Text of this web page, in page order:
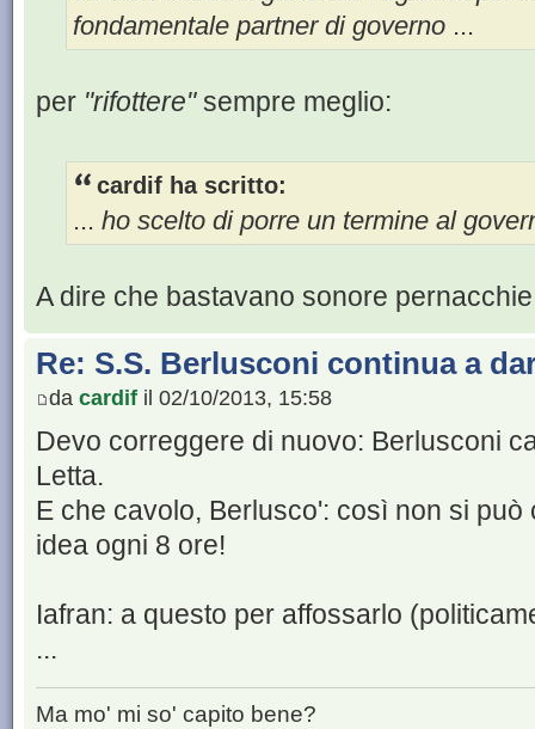
fondamentale partner di governo ...
per "rifottere"sempre meglio:
cardif ha scritto:
... ho scelto di porre un termine al
A dire che bastavano sonore
Re: S.S. Berlusconi continua a
da cardif il 02/10/2013, 15:58
Devo correggere di nuovo: Berlusconi
Letta.
E che cavolo, Berlusco': così non si
idea ogni 8 ore!
Iafran: a questo per affossarlo
...
Ma mo' mi so' capito bene?